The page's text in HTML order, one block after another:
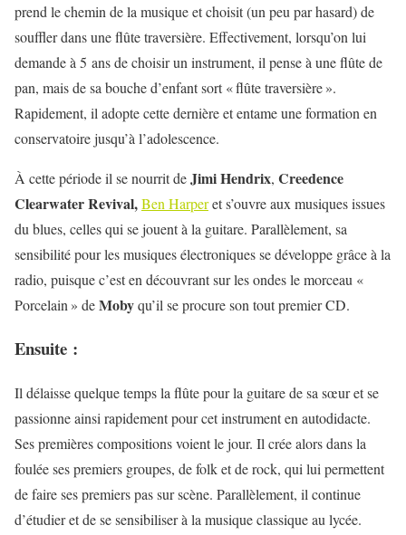
prend le chemin de la musique et choisit (un peu par hasard) de
souffler dans une flûte traversière. Effectivement, lorsqu’on lui
demande à 5 ans de choisir un instrument, il pense à une flûte de
pan, mais de sa bouche d’enfant sort « flûte traversière ».
Rapidement, il adopte cette dernière et entame une formation en
conservatoire jusqu’à l’adolescence.
À cette période il se nourrit deJimi Hendrix, Creedence
Clearwater Revival,Ben Harperet s’ouvre aux musiques issues
du blues, celles qui se jouent à la guitare. Parallèlement, sa
sensibilité pour les musiques électroniques se développe grâce à la
radio, puisque c’est en découvrant sur les ondes le morceau «
Porcelain » deMobyqu’il se procure son tout premier CD.
Ensuite :
Il délaisse quelque temps la flûte pour la guitare de sa sœur et se
passionne ainsi rapidement pour cet instrument en autodidacte.
Ses premières compositions voient le jour. Il crée alors dans la
foulée ses premiers groupes, de folk et de rock, qui lui permettent
de faire ses premiers pas sur scène. Parallèlement, il continue
d’étudier et de se sensibiliser à la musique classique au lycée.